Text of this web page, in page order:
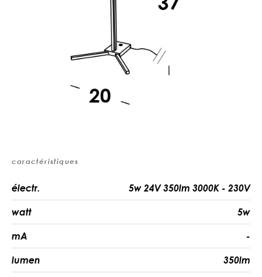
caractéristiques
électr. 5w 24V 350lm 3000K - 230V
watt 5w
mA -
lumen 350lm